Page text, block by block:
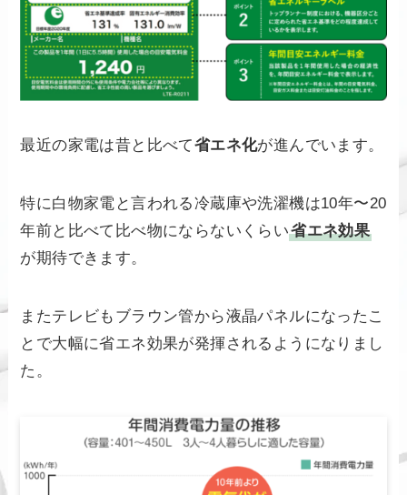
最近の家電は昔と比べて省エネ化が進んでいます。
特に白物家電と言われる冷蔵庫や洗濯機は10年〜20
年前と比べて比べ物にならないくらい省エネ効果
が期待できます。
またテレビもブラウン管から液晶パネルになったこ
とで大幅に省エネ効果が発揮されるようになりまし
た。